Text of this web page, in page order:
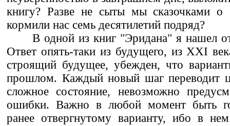
книгу? Разве не сыты мы сказочками
кормили нас семь десятилетий подряд?
В одной из книг "Эридана" я нашел
Ответ опять-таки из будущего, из XXI
строящий будущее, убежден, что
прошлом. Каждый новый шаг переводит
сложное состояние, невозможно
ошибки. Важно в любой момент быть
ранее отвергнутому варианту, ибо в